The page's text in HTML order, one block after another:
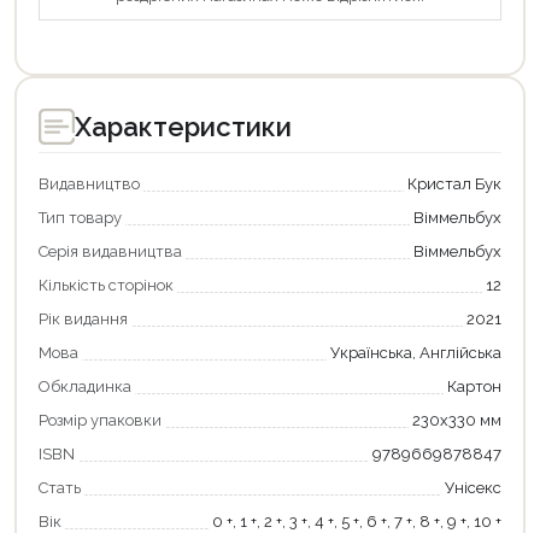
Характеристики
Видавництво
Кристал Бук
Тип товару
Віммельбух
Серія видавництва
Віммельбух
Кількість сторінок
12
Рік видання
2021
Мова
Українська, Англійська
Обкладинка
Картон
Розмір упаковки
230х330 мм
ISBN
9789669878847
Стать
Унісекс
Вік
0 +, 1 +, 2 +, 3 +, 4 +, 5 +, 6 +, 7 +, 8 +, 9 +, 10 +
Продовжити покупки
Оформити замовлення